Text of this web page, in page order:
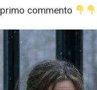
commento